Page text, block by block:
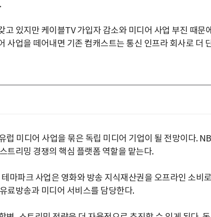
있지만 케이블TV 가입자 감소와 미디어 사업 부진 때문에
사업을 떼어내면 기존 컴캐스트는 통신 인프라 회사로 더
미디어 사업을 묶은 독립 미디어 기업이 될 전망이다.
트리밍 경쟁의 핵심 플랫폼 역할을 맡는다.
마파크 사업은 영화와 방송 지식재산권을 오프라인 소비로
료방송과 미디어 서비스를 담당한다.